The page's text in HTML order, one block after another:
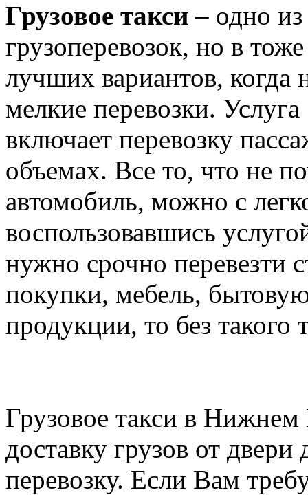
Грузовое такси– одно
грузоперевозок, но в
лучших вариантов, когда
мелкие перевозки.
включает перевозку
объемах. Все то, что не
автомобиль, можно с
воспользовавшись
нужно срочно перевезти
покупки, мебель,
продукции, то без такого
Грузовое такси в Нижнем
доставку грузов от
перевозку. Если Вам